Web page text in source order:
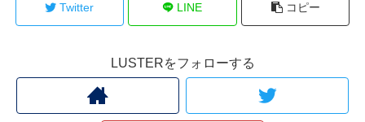
Twitter LINE コピー
LUSTERをフォローする